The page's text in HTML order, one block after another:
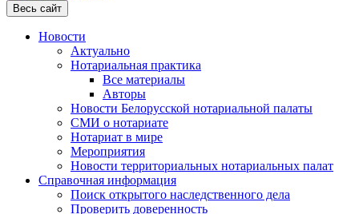
Весь сайт
Новости
Актуально
Нотариальная практика
Все материалы
Авторы
Новости Белорусской нотариальной палаты
СМИ о нотариате
Нотариат в мире
Мероприятия
Новости территориальных нотариальных палат
Справочная информация
Поиск открытого наследственного дела
Проверить доверенность